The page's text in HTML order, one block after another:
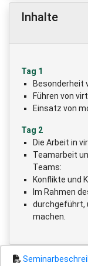
Inhalte
Tag 1
Besonderheit
Führen von
Einsatz von
Tag 2
Die Arbeit in
Teamarbeit
Teams:
Konflikte und
Im Rahmen
durchgeführt,
machen.